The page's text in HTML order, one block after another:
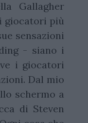
Gallagher
giocatori più
sensazioni
- siano i
i giocatori
Dal mio
schermo a
di Steven